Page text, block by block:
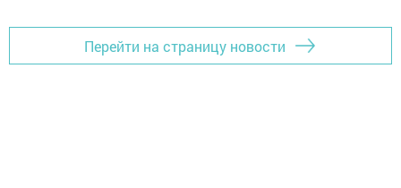
Перейти на страницу новости